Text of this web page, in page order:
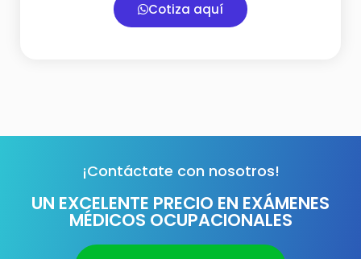
Cotiza aquí
¡Contáctate con nosotros!
UN EXCELENTE PRECIO EN EXÁMENES
MÉDICOS OCUPACIONALES